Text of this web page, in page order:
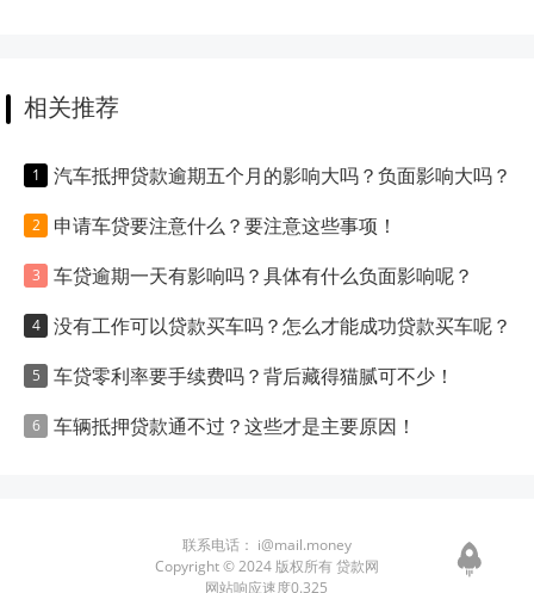
相关推荐
汽车抵押贷款逾期五个月的影响大吗？负面影响大吗？
申请车贷要注意什么？要注意这些事项！
车贷逾期一天有影响吗？具体有什么负面影响呢？
没有工作可以贷款买车吗？怎么才能成功贷款买车呢？
车贷零利率要手续费吗？背后藏得猫腻可不少！
车辆抵押贷款通不过？这些才是主要原因！
联系电话： i@mail.money
Copyright © 2024 版权所有 贷款网
网站响应速度0.325